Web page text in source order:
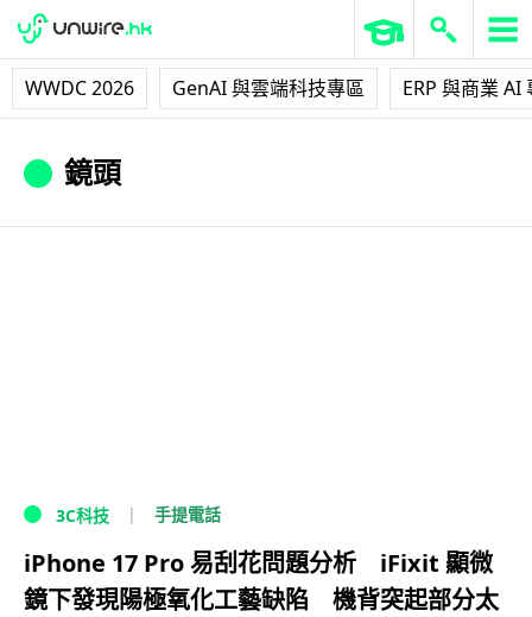
WWDC 2026 GenAI 與雲端科技專區 ERP 與商業 AI
鏡頭
3C科技 手提電話
iPhone 17 Pro 易刮花問題分析 iFixit 顯微
鏡下發現陽極氧化工藝缺陷 機背突起部分太